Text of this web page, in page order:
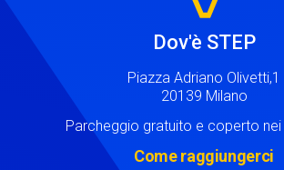
Dov'è STEP
Piazza Adriano Olivetti,1
20139 Milano
Parcheggio gratuito e coperto
Come raggiungerci